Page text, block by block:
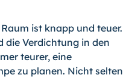
ist knapp und teuer.
die Verdichtung in den
teurer, eine
zu planen. Nicht selten